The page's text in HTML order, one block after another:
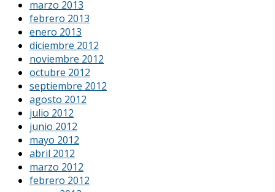
marzo 2013
febrero 2013
enero 2013
diciembre 2012
noviembre 2012
octubre 2012
septiembre 2012
agosto 2012
julio 2012
junio 2012
mayo 2012
abril 2012
marzo 2012
febrero 2012